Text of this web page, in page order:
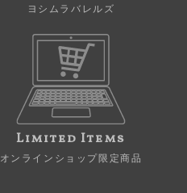
ヨシムラバレルズ
Limited Items
オンラインショップ限定商品